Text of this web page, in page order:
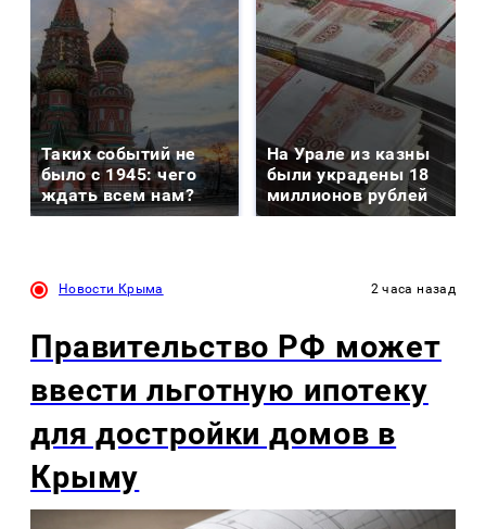
Таких событий не
было с 1945: чего
ждать всем нам?
На Урале из казны
были украдены 18
миллионов рублей
Новости Крыма 2 часа назад
Правительство РФ может
ввести льготную ипотеку
для достройки домов в
Крыму